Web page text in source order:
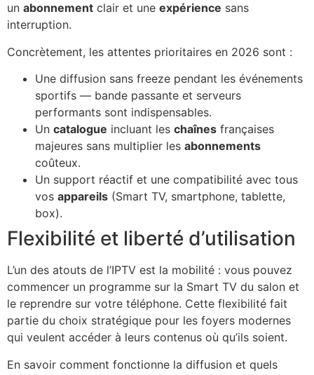
un abonnement clair et une expérience sans
interruption.
Concrètement, les attentes prioritaires en 2026 sont :
Une diffusion sans freeze pendant les événements
sportifs — bande passante et serveurs
performants sont indispensables.
Un catalogue incluant les chaînes françaises
majeures sans multiplier les abonnements
coûteux.
Un support réactif et une compatibilité avec tous
vos appareils (Smart TV, smartphone, tablette,
box).
Flexibilité et liberté d’utilisation
L’un des atouts de l’IPTV est la mobilité : vous pouvez
commencer un programme sur la Smart TV du salon et
le reprendre sur votre téléphone. Cette flexibilité fait
partie du choix stratégique pour les foyers modernes
qui veulent accéder à leurs contenus où qu’ils soient.
En savoir comment fonctionne la diffusion et quels